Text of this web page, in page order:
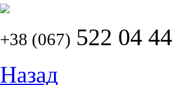
+38 (067) 522 04 44
Назад